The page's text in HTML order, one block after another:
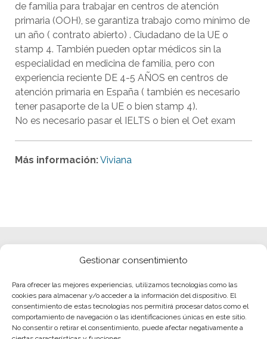
Gestionar consentimiento
Para ofrecer las mejores experiencias, utilizamos tecnologías como las
cookies para almacenar y/o acceder a la información del dispositivo. El
consentimiento de estas tecnologías nos permitirá procesar datos como el
comportamiento de navegación o las identificaciones únicas en este sitio.
No consentir o retirar el consentimiento, puede afectar negativamente a
de familia para trabajar en centros de atención
primaria (OOH), se garantiza trabajo como mínimo de
un año ( contrato abierto) . Ciudadano de la UE o
stamp 4. También pueden optar médicos sin la
especialidad en medicina de familia, pero con
experiencia reciente DE 4-5 AÑOS en centros de
atención primaria en España ( también es necesario
tener pasaporte de la UE o bien stamp 4).
No es necesario pasar el IELTS o bien el Oet exam
Más información:Viviana